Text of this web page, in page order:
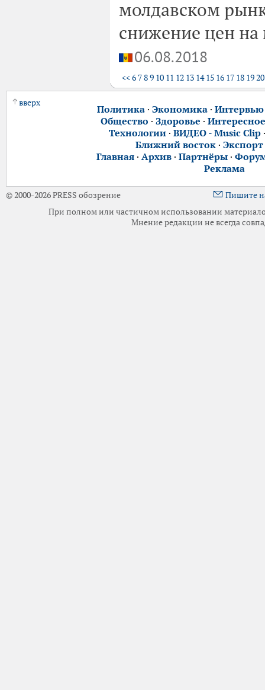
молдавском
снижение цен
06.08.2018
<<6 789 10 11 12 13 14 15 16 17 18 1920
вверх
Политика· Экономика· Интервью
Общество · Здоровье · Интересное
Технологии· ВИДЕО - Music Clip
Ближний восток ·
Главная· Архив· Партнёры·
Реклама
© 2000-2026 PRESS обозрение
Пишите
При полном или частичном использовании
Мнение редакции не всегда